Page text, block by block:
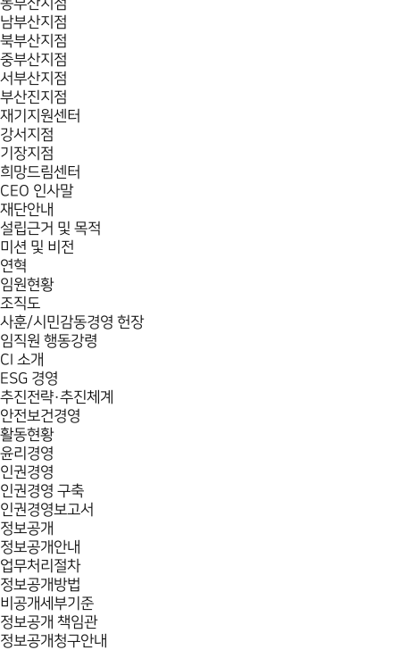
동부산지점
남부산지점
북부산지점
중부산지점
서부산지점
부산진지점
재기지원센터
강서지점
기장지점
희망드림센터
CEO 인사말
재단안내
설립근거 및 목적
미션 및 비전
연혁
임원현황
조직도
사훈/시민감동경영 헌장
임직원 행동강령
CI 소개
ESG 경영
추진전략·추진체계
안전보건경영
활동현황
윤리경영
인권경영
인권경영 구축
인권경영보고서
정보공개
정보공개안내
업무처리절차
정보공개방법
비공개세부기준
정보공개 책임관
정보공개청구안내